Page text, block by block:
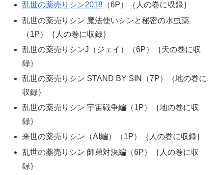
乱世の薬売りシン2018 （6P）｛人の巻に収録｝
乱世の薬売りシン 魔法使いシンと秘密の水虫薬
（1P）｛人の巻に収録｝
乱世の薬売りシンJ（ジェイ）（6P）｛天の巻に収
録｝
乱世の薬売りシン STAND BY SIN（7P）｛地の巻に
収録｝
乱世の薬売りシン 宇宙戦争編（1P）｛地の巻に収
録｝
来世の薬売りシン（AI編）（1P）｛人の巻に収録｝
乱世の薬売りシン 師弟対決編（6P）｛人の巻に収
録｝